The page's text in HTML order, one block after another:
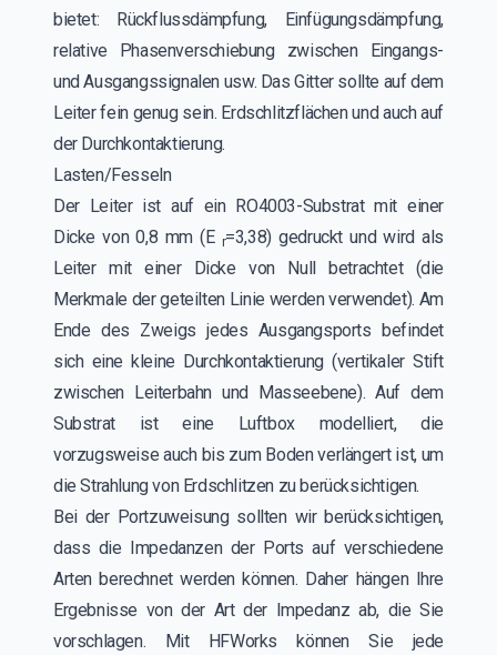
bietet: Rückflussdämpfung, Einfügungsdämpfung,
relative Phasenverschiebung zwischen Eingangs-
und Ausgangssignalen usw. Das Gitter sollte auf dem
Leiter fein genug sein. Erdschlitzflächen und auch auf
der Durchkontaktierung.
Lasten/Fesseln
Der Leiter ist auf ein RO4003-Substrat mit einer
Dicke von 0,8 mm (E r=3,38) gedruckt und wird als
Leiter mit einer Dicke von Null betrachtet (die
Merkmale der geteilten Linie werden verwendet). Am
Ende des Zweigs jedes Ausgangsports befindet
sich eine kleine Durchkontaktierung (vertikaler Stift
zwischen Leiterbahn und Masseebene). Auf dem
Substrat ist eine Luftbox modelliert, die
vorzugsweise auch bis zum Boden verlängert ist, um
die Strahlung von Erdschlitzen zu berücksichtigen.
Bei der Portzuweisung sollten wir berücksichtigen,
dass die Impedanzen der Ports auf verschiedene
Arten berechnet werden können. Daher hängen Ihre
Ergebnisse von der Art der Impedanz ab, die Sie
vorschlagen. Mit HFWorks können Sie jede